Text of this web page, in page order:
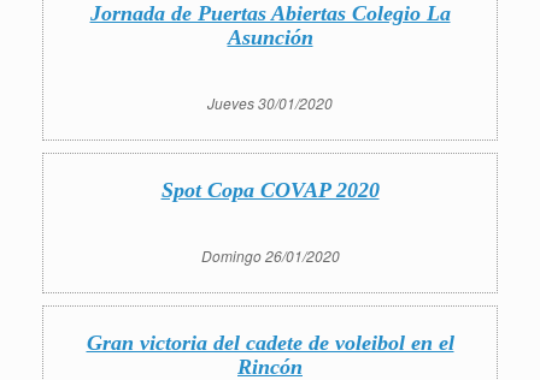
Jornada de Puertas Abiertas Colegio La
Asunción
Jueves 30/01/2020
Spot Copa COVAP 2020
Domingo 26/01/2020
Gran victoria del cadete de voleibol en el
Rincón